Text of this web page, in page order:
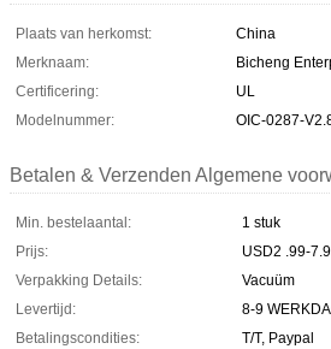
Plaats van herkomst:
China
Merknaam:
Bicheng
Certificering:
UL
Modelnummer:
OIC-0287-
Betalen & Verzenden Algemene
Min. bestelaantal:
1 stuk
Prijs:
USD2 .99-
Verpakking Details:
Vacuüm
Levertijd:
8-9
Betalingscondities:
T/T, Paypal